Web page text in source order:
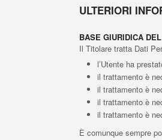
ULTERIORI
BASE GIURIDICA
Il Titolare tratta Dati
l’Utente ha
il trattamento è
il trattamento è
il trattamento è
il trattamento è
È comunque sempre